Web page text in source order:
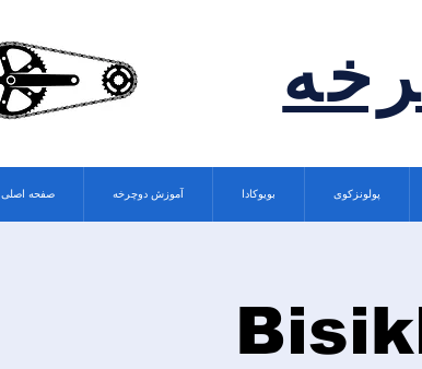
صفحه اصلی آموزش دوچرخه بویوکادا پولونزکوی